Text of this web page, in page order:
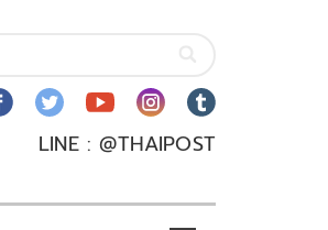
LINE : @THAIPOST